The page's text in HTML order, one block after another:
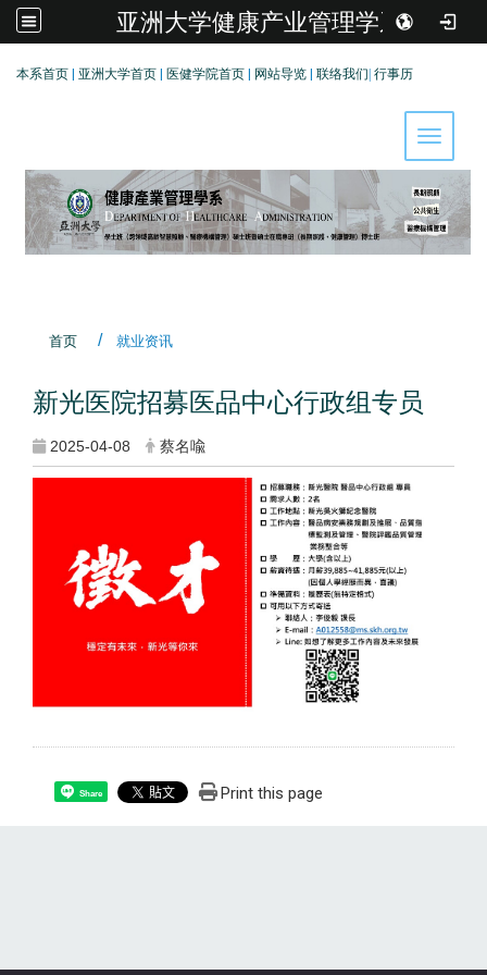
亚洲大学健康产业管理学系
本系首页 亚洲大学首页 医健学院首页 网站导览 联络我们 行事历
Toggle
首页 就业资讯
新光医院招募医品中心行政组专员
2025-04-08 蔡名喩
Share Print this page